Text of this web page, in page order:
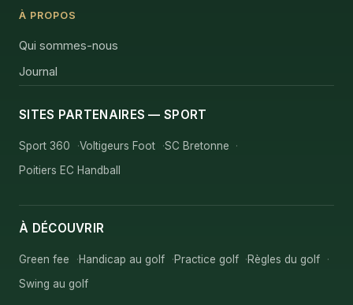
À PROPOS
Qui sommes-nous
Journal
SITES PARTENAIRES — SPORT
Sport 360 Voltigeurs Foot
SC Bretonne
Poitiers EC Handball
À DÉCOUVRIR
Green fee Handicap au golf Practice golf
Règles du golf
Swing au golf